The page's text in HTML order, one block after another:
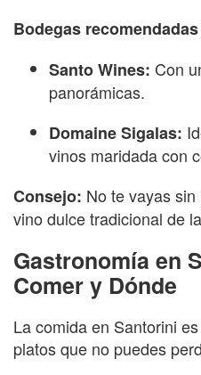
Bodegas
Santo Wines: Con
panorámicas.
Domaine Sigalas:
vinos maridada con
Consejo: No te vayas sin
vino dulce tradicional de
Gastronomía en
Comer y Dónde
La comida en Santorini
platos que no puedes